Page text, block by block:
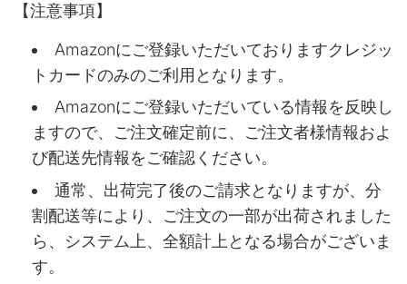
【注意事項】
Amazonにご登録いただいておりますクレジッ
トカードのみのご利用となります。
Amazonにご登録いただいている情報を反映し
ますので、ご注文確定前に、ご注文者様情報およ
び配送先情報をご確認ください。
通常、出荷完了後のご請求となりますが、分
割配送等により、ご注文の一部が出荷されました
ら、システム上、全額計上となる場合がございま
す。